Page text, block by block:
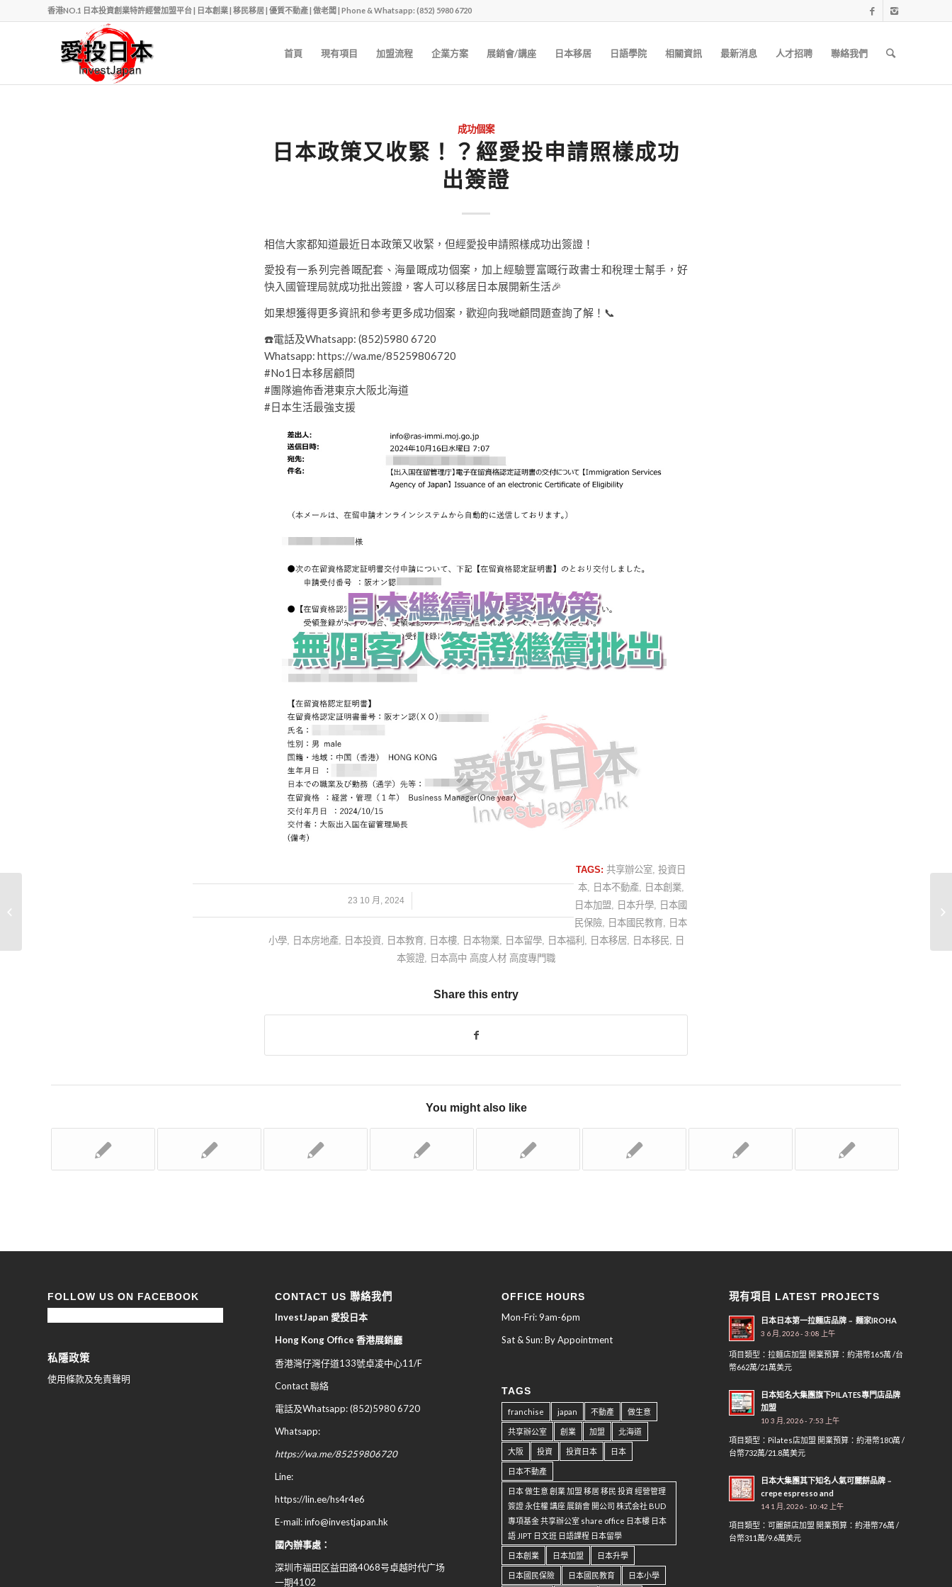
香港NO.1 日本投資創業特許經營加盟平台 | 日本創業 | 移民移居 | 優質不動產 | 做老闆 | Phone & Whatsapp: (852) 5980 6720
首頁 現有項目 加盟流程 企業方案 展銷會/講座 日本移居 日語學院 相關資訊 最新消息 人才招聘 聯絡我們
成功個案
日本政策又收緊！？經愛投申請照樣成功
出簽證
相信大家都知道最近日本政策又收緊，但經愛投申請照樣成功出簽證！
愛投有一系列完善嘅配套、海量嘅成功個案，加上經驗豐富嘅行政書士和稅理士幫手，好
快入國管理局就成功批出簽證，客人可以移居日本展開新生活🎉
如果想獲得更多資訊和參考更多成功個案，歡迎向我哋顧問題查詢了解！📞
☎️電話及Whatsapp: (852)5980 6720
Whatsapp: https://wa.me/85259806720
#No1日本移居顧問
#團隊遍佈香港東京大阪北海道
#日本生活最強支援
23 10 月, 2024
/
TAGS: 共享辦公室,投資日
本, 日本不動產, 日本創業,
日本加盟, 日本升學, 日本國
民保險, 日本國民教育, 日本
小學, 日本房地產, 日本投資, 日本教育, 日本樓, 日本物業, 日本留學, 日本福利 , 日本移居, 日本移民, 日
本簽證, 日本高中 高度人材 高度專門職
Share this entry
You might also like
FOLLOW US ON FACEBOOK
私隱政策
使用條款及免責聲明
CONTACT US 聯絡我們
InvestJapan 愛投日本
Hong Kong Office 香港展銷廳
香港灣仔灣仔道133號卓凌中心11/F
Contact 聯絡
電話及Whatsapp: (852)5980 6720
Whatsapp:
https://wa.me/85259806720
Line:
https://lin.ee/hs4r4e6
E-mail: info@investjapan.hk
國內辦事處：
深圳市福田区益田路4068号卓越时代广场
一期4102
OFFICE HOURS
Mon-Fri: 9am-6pm
Sat & Sun: By Appointment
TAGS
franchise japan 不動產 做生意
共享辦公室 創業 加盟 北海道
大阪 投資 投資日本 日本
日本不動產
日本 做生意 創業 加盟 移居 移民 投資 經營管理
簽證 永住權 講座 展銷會 開公司 株式会社 BUD
專項基金 共享辦公室 share office 日本樓 日本
語 JIPT 日文班 日語課程 日本留學
日本創業 日本加盟 日本升學
日本國民保險 日本國民教育 日本小學
現有項目 LATEST PROJECTS
日本日本第一拉麵店品牌﹣ 麵家IROHA
3 6 月, 2026 - 3:08 上午
項目類型：拉麵店加盟 開業預算：約港幣165萬 /台
幣662萬/21萬美元
日本知名大集團旗下PILATES專門店品牌
加盟
10 3 月, 2026 - 7:53 上午
項目類型：Pilates店加盟 開業預算：約港幣180萬 /
台幣732萬/21.8萬美元
日本大集團其下知名人氣可麗餅品牌﹣
crepe espresso and
14 1 月, 2026 - 10:42 上午
項目類型：可麗餅店加盟 開業預算：約港幣76萬 /
台幣311萬/9.6萬美元